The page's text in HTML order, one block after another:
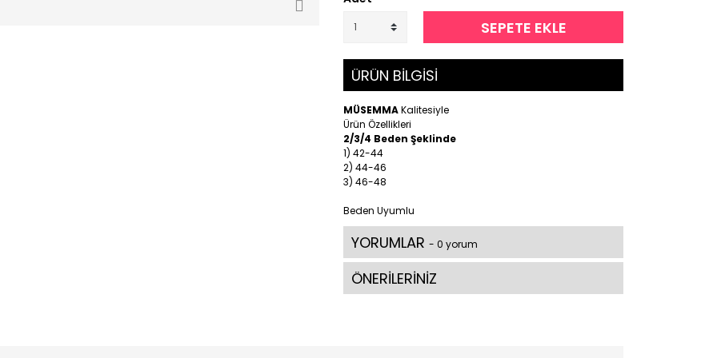
SEPETE EKLE
ÜRÜN BİLGİSİ
MÜSEMMAKalitesiyle
Ürün Özellikleri
2/3/4 Beden Şeklinde
1) 42-44
2) 44-46
3) 46-48
Beden Uyumlu
YORUMLAR - 0 yorum
ÖNERİLERİNİZ